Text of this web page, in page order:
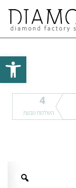
Open toolbar
4
השלמת טבעת